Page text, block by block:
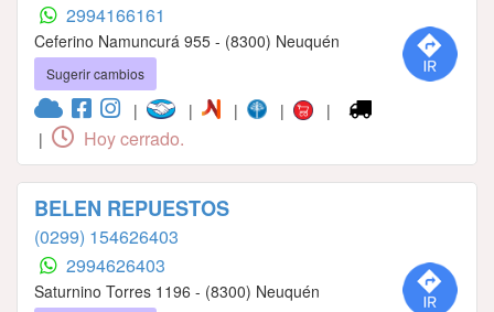
2994166161
Ceferino Namuncurá 955 - (8300) Neuquén
Sugerir cambios
| | | |
|
|
Hoy cerrado.
BELEN REPUESTOS
(0299) 154626403
2994626403
Saturnino Torres 1196 - (8300) Neuquén